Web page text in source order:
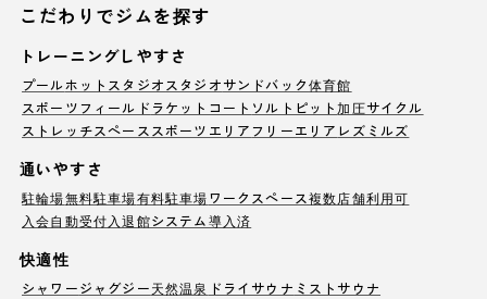
こだわりでジムを探す
トレーニングしやすさ
プールホットスタジオ スタジオサンドバック体育館
スポーツフィールド ラケットコート ソルトピット加圧サイクル
ストレッチスペース スポーツエリア フリーエリア レズミルズ
通いやすさ
駐輪場無料駐車場有料駐車場ワークスペース複数店舗利用可
入会自動受付 入退館システム導入済
快適性
シャワージャグジー天然温泉 ドライサウナ ミストサウナ